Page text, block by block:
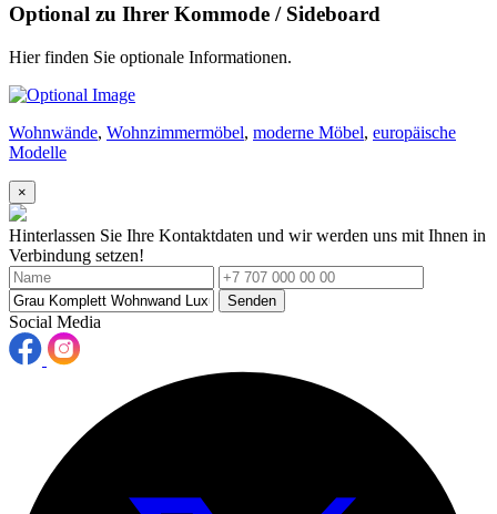
Optional zu Ihrer Kommode / Sideboard
Hier finden Sie optionale Informationen.
Wohnwände, Wohnzimmermöbel, moderne Möbel, europäische
Modelle
×
Hinterlassen Sie Ihre Kontaktdaten und wir werden uns mit Ihnen in
Verbindung setzen!
Senden
Social Media